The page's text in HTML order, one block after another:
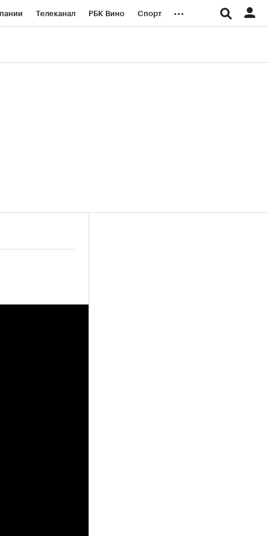
Телеканал РБК Вино Спорт ...